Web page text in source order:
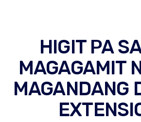
HIGIT PA
MAGAGAMIT
MAGANDANG